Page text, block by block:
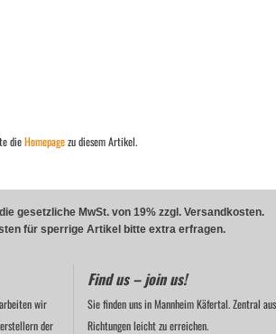
dieHomepagezu diesem Artikel.
gesetzliche MwSt. von 19% zzgl. Versandkosten.
für sperrige Artikel bitte extra erfragen.
wir
der
Find us – join us!
Sie finden uns in Mannheim Käfertal. Zentral
Richtungen leicht zu erreichen.